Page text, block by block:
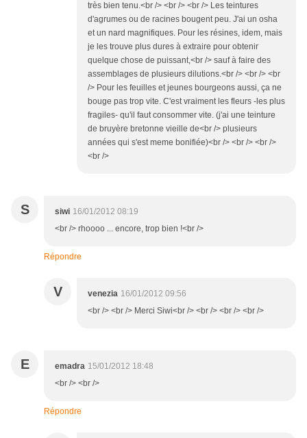
très bien tenu.<br /> <br /> <br /> Les teintures
d'agrumes ou de racines bougent peu. J'ai un osha
et un nard magnifiques. Pour les résines, idem, mais
je les trouve plus dures à extraire pour obtenir
quelque chose de puissant,<br /> sauf à faire des
assemblages de plusieurs dilutions.<br /> <br /> <br
/> Pour les feuilles et jeunes bourgeons aussi, ça ne
bouge pas trop vite. C'est vraiment les fleurs -les plus
fragiles- qu'il faut consommer vite. (j'ai une teinture
de bruyère bretonne vieille de<br /> plusieurs
années qui s'est meme bonifiée)<br /> <br /> <br />
<br />
S siwi 16/01/2012 08:19
<br /> rhoooo ... encore, trop bien !<br />
Répondre
V venezia 16/01/2012 09:56
<br /> <br /> Merci Siwi<br /> <br /> <br /> <br />
E emadra 15/01/2012 18:48
<br /> <br />
Répondre